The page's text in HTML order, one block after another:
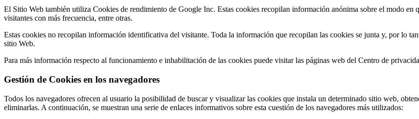
El Sitio Web también utiliza Cookies de rendimiento de Google Inc. Estas cookies recopilan información anónima sobre el modo
visitantes con más frecuencia, entre otras.
Estas cookies no recopilan información identificativa del visitante. Toda la información que recopilan las cookies se junta y, por lo
sitio Web.
Para más información respecto al funcionamiento e inhabilitación de las cookies puede visitar las páginas web del Centro de
Gestión de Cookies en los navegadores
Todos los navegadores ofrecen al usuario la posibilidad de buscar y visualizar las cookies que instala un determinado sitio web,
eliminarlas. A continuación, se muestran una serie de enlaces informativos sobre esta cuestión de los navegadores más utilizados: